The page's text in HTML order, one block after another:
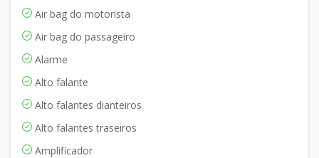
Air bag do motorista
Air bag do passageiro
Alarme
Alto falante
Alto falantes dianteiros
Alto falantes traseiros
Amplificador